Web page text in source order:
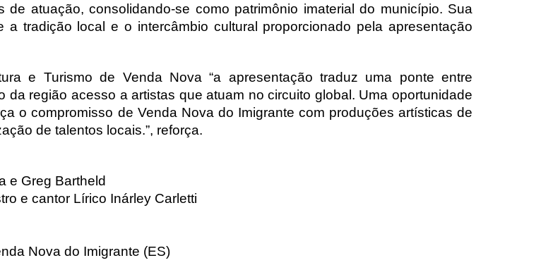
atuação, consolidando-se como patrimônio imaterial do município. Sua
tradição local e o intercâmbio cultural proporcionado pela apresentação
e Turismo de Venda Nova “a apresentação traduz uma ponte entre
região acesso a artistas que atuam no circuito global. Uma oportunidade
o compromisso de Venda Nova do Imigrante com produções artísticas de
de talentos locais.”, reforça.
e Greg Bartheld
e cantor Lírico Inárley Carletti
Nova do Imigrante (ES)